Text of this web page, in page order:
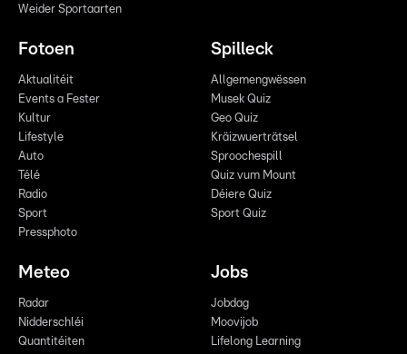
Weider Sportaarten
Fotoen
Aktualitéit
Events a Fester
Kultur
Lifestyle
Auto
Télé
Radio
Sport
Pressphoto
Spilleck
Allgemengwëssen
Musek Quiz
Geo Quiz
Kräizwuerträtsel
Sproochespill
Quiz vum Mount
Déiere Quiz
Sport Quiz
Meteo
Radar
Nidderschléi
Quantitéiten
Jobs
Jobdag
Moovijob
Lifelong Learning